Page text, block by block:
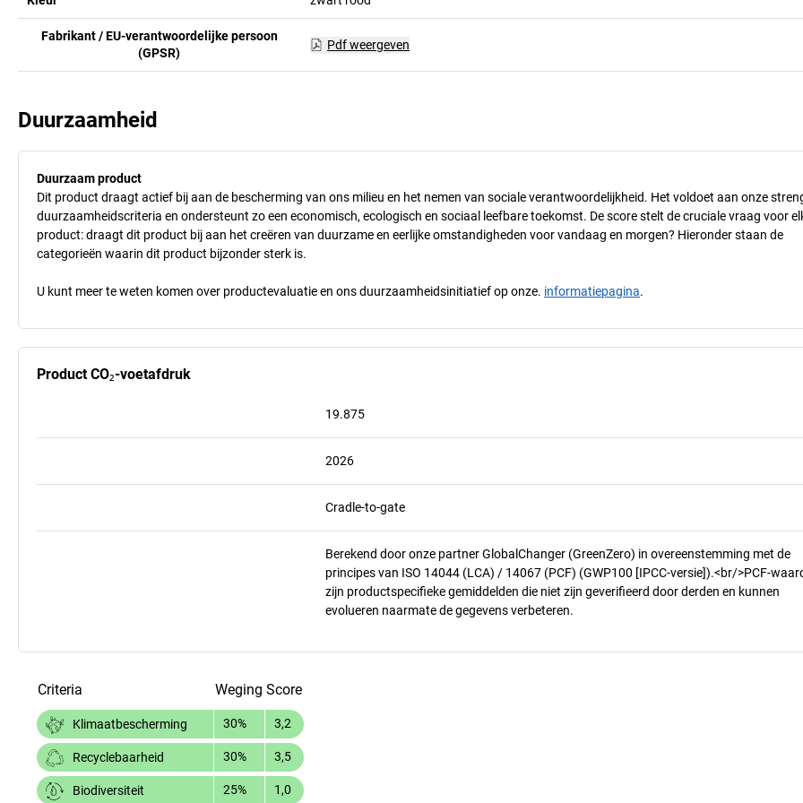
Fabrikant / EU-verantwoordelijke persoon
(GPSR)
Pdf weergeven
Duurzaamheid
Duurzaam product
Dit product draagt actief bij aan de bescherming van ons milieu en het nemen van sociale verantwoordelijkheid. Het voldoet aan onze
duurzaamheidscriteria en ondersteunt zo een economisch, ecologisch en sociaal leefbare toekomst. De score stelt de cruciale vraag voor
product: draagt dit product bij aan het creëren van duurzame en eerlijke omstandigheden voor vandaag en morgen? Hieronder staan de
categorieën waarin dit product bijzonder sterk is.
U kunt meer te weten komen over productevaluatie en ons duurzaamheidsinitiatief op onze. informatiepagina.
Product CO₂-voetafdruk
19.875
2026
Cradle-to-gate
Berekend door onze partner GlobalChanger (GreenZero) in overeenstemming met de
principes van ISO 14044 (LCA) / 14067 (PCF) (GWP100 [IPCC-versie]).<br/>PCF-
zijn productspecifieke gemiddelden die niet zijn geverifieerd door derden en kunnen
evolueren naarmate de gegevens verbeteren.
Criteria Weging Score
Klimaatbescherming 30% 3,2
Recyclebaarheid 30% 3,5
Biodiversiteit 25% 1,0